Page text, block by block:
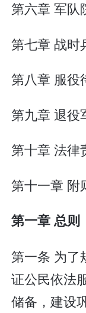
第六章 军队
第七章 战时
第八章 服役
第九章 退役
第十章 法律
第十一章 附
第一章 总则
第一条 为了
证公民依法
储备，建设